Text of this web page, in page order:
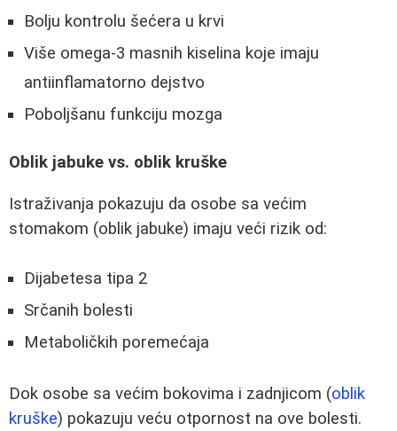
Bolju kontrolu šećera u krvi
Više omega-3 masnih kiselina koje imaju
antiinflamatorno dejstvo
Poboljšanu funkciju mozga
Oblik jabuke vs. oblik kruške
Istraživanja pokazuju da osobe sa većim
stomakom (oblik jabuke) imaju veći rizik od:
Dijabetesa tipa 2
Srčanih bolesti
Metaboličkih poremećaja
Dok osobe sa većim bokovima i zadnjicom (oblik
kruške) pokazuju veću otpornost na ove bolesti.